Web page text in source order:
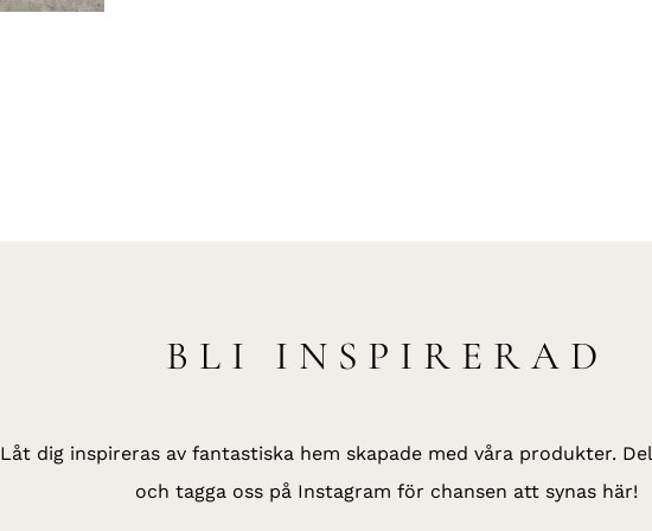
BLI INSPIRERAD
Låt dig inspireras av fantastiska hem skapade med våra produkter.
och tagga oss på Instagram för chansen att synas här!